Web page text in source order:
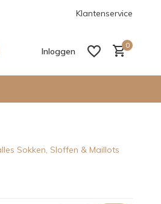
De nieuwe collecties zijn binnen,
Klantenservice
Inloggen
Account aanmaken
0
Sokken, Sloffen & Maillots